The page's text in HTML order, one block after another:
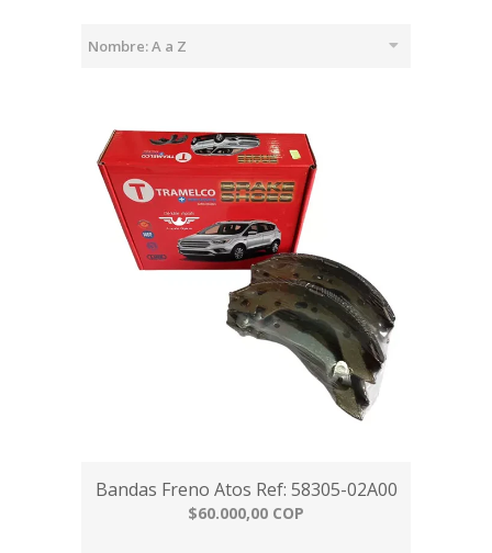
Bandas Freno Atos Ref: 58305-02A00
$60.000,00 COP